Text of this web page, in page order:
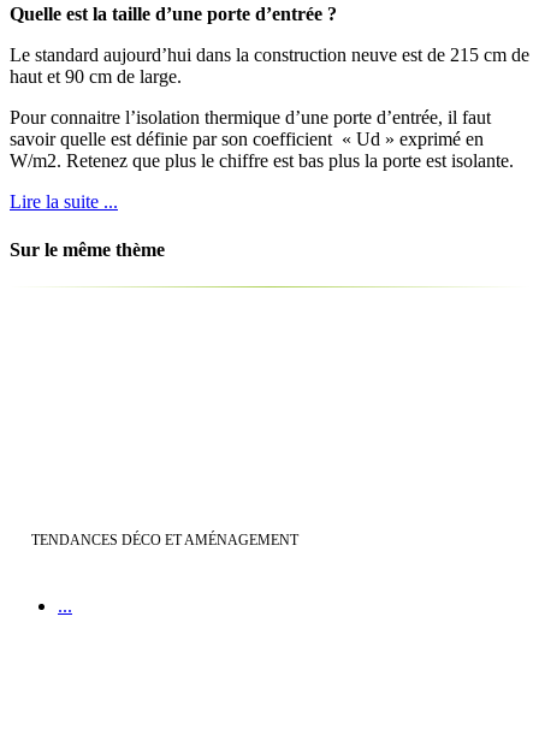
Quelle est la taille d’une porte d’entrée ?
Le standard aujourd’hui dans la construction neuve est de 215 cm de
haut et 90 cm de large.
Pour connaitre l’isolation thermique d’une porte d’entrée, il faut
savoir quelle est définie par son coefficient « Ud » exprimé en
W/m2. Retenez que plus le chiffre est bas plus la porte est isolante.
Lire la suite ...
Sur le même thème
TENDANCES DÉCO ET AMÉNAGEMENT
...